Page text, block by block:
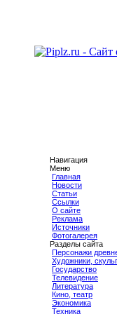
Навигация
Меню
Главная
Новости
Статьи
Ссылки
О сайте
Реклама
Источники
Фотогалерея
Разделы сайта
Персонажи
Художники,
Государство
Телевидение
Литература
Кино, театр
Экономика
Техника